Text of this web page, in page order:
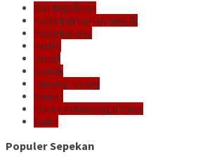
Giat Kepolisian
Polda Kalimantan Tengah
Polda Kalteng
Bartim
Barsel
Buntok
Tamiang Layang
Sampit
Polres Kotawaringin Timur
Kotim
Populer Sepekan